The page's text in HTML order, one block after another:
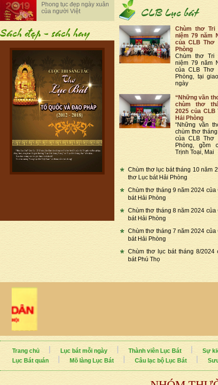
Phong tục đẹp ngày xuân
của người Việt
Chùm thơ Tri
niệm 79 năm
của CLB Thơ
Phòng
Chùm thơ Tri
niệm 79 năm
của CLB Thơ
Phòng, tại
ngày
“Những vần
chùm thơ
2025 của CLB
Hải Phòng
“Những vần
chùm thơ
của CLB Thơ
Phòng, gồm
Trịnh Toại, Mai
Chùm thơ lục bát tháng 10 năm
thơ Lục bát Hải Phòng
Chùm thơ tháng 9 năm 2024 của
bát Hải Phòng
Chùm thơ tháng 8 năm 2024 của
bát Hải Phòng
Chùm thơ tháng 7 năm 2024 của
bát Hải Phòng
Chùm thơ lục bát tháng 8/2024
bát Phú Thọ
Trang chủ Lục bát mỗi ngày Thành viên Lục Bát
Sự
Lục Bát quán
Mõ làng Lục Bát Câu lạc bộ Lục Bát